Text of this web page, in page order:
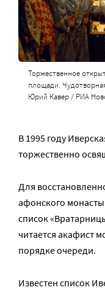
Торжественное
площади.
Юрий Кавер / РИА
В 1995 году
торжественно
Для
афонского
список
читается акафист
порядке очереди.
Известен список